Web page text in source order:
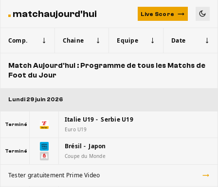
matchaujourd'hui Live Score
Comp. Chaine Equipe Date
Match Aujourd'hui : Programme de tous les Matchs de
Foot du Jour
Lundi 29 juin 2026
Terminé
Italie U19 - Serbie U19
Euro U19
Terminé
Brésil - Japon
Coupe du Monde
Tester gratuitement Prime Video